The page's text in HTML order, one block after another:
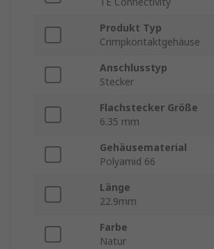
Produkt Typ
Crimpkontaktgehäuse
Anschlusstyp
Stecker
Flachstecker Größe
6.35 mm
Gehäusematerial
Polyamid 66
Länge
22.9mm
Farbe
Natur